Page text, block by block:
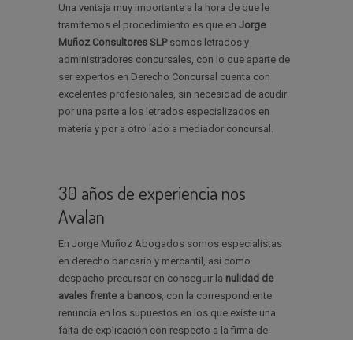
Una ventaja muy importante a la hora de que le
tramitemos el procedimiento es que en Jorge
Muñoz Consultores SLP somos letrados y
administradores concursales, con lo que aparte de
ser expertos en Derecho Concursal cuenta con
excelentes profesionales, sin necesidad de acudir
por una parte a los letrados especializados en
materia y por a otro lado a mediador concursal.
30 años de experiencia nos
Avalan
En Jorge Muñoz Abogados somos especialistas
en derecho bancario y mercantil, así como
despacho precursor en conseguir la nulidad de
avales frente a bancos, con la correspondiente
renuncia en los supuestos en los que existe una
falta de explicación con respecto a la firma de